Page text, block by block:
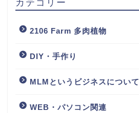
2106 Farm 多肉植物
DIY・手作り
MLMというビジネスについて
WEB・パソコン関連